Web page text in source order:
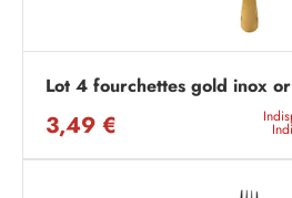
Lot 4 fourchettes gold inox or
3,49 €